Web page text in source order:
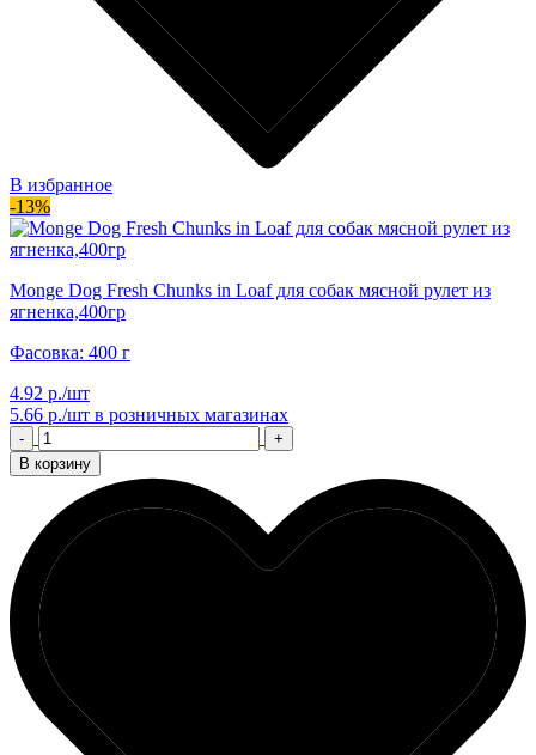
В избранное
-13%
Monge Dog Fresh Chunks in Loaf для собак мясной рулет из
ягненка,400гр
Фасовка: 400 г
4.92 р./шт
5.66 р./шт в розничных магазинах
-
+
В корзину